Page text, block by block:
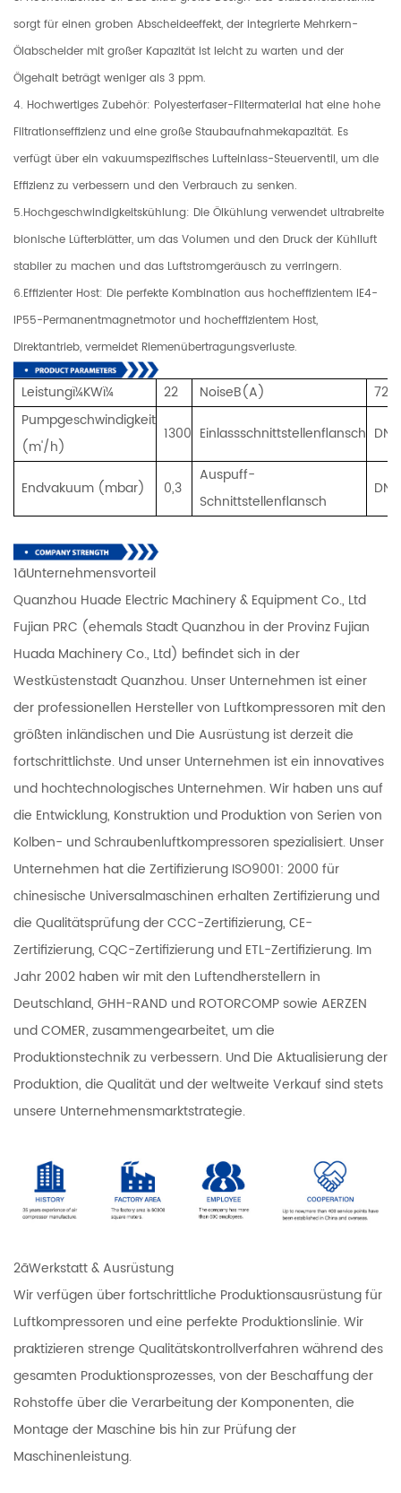
sorgt für einen groben Abscheideeffekt, der integrierte Mehrkern-
Ölabscheider mit großer Kapazität ist leicht zu warten und der
Ölgehalt beträgt weniger als 3 ppm.
4. Hochwertiges Zubehör: Polyesterfaser-Filtermaterial hat eine hohe
Filtrationseffizienz und eine große Staubaufnahmekapazität. Es
verfügt über ein vakuumspezifisches Lufteinlass-Steuerventil, um die
Effizienz zu verbessern und den Verbrauch zu senken.
5.Hochgeschwindigkeitskühlung: Die Ölkühlung verwendet ultrabreite
bionische Lüfterblätter, um das Volumen und den Druck der Kühlluft
stabiler zu machen und das Luftstromgeräusch zu verringern.
6.Effizienter Host: Die perfekte Kombination aus hocheffizientem IE4-
IP55-Permanentmagnetmotor und hocheffizientem Host,
Direktantrieb, vermeidet Riemenübertragungsverluste.
Leistungï¼KWï¼ 22 NoiseB(A)
72
Pumpgeschwindigkeit
(m'/h)
1300 Einlassschnittstellenflansch
Endvakuum (mbar) 0,3
Auspuff-
Schnittstellenflansch
1ãUnternehmensvorteil
Quanzhou Huade Electric Machinery & Equipment Co., Ltd
Fujian PRC (ehemals Stadt Quanzhou in der Provinz Fujian
Huada Machinery Co., Ltd) befindet sich in der
Westküstenstadt Quanzhou. Unser Unternehmen ist einer
der professionellen Hersteller von Luftkompressoren mit den
größten inländischen und Die Ausrüstung ist derzeit die
fortschrittlichste. Und unser Unternehmen ist ein innovatives
und hochtechnologisches Unternehmen. Wir haben uns auf
die Entwicklung, Konstruktion und Produktion von Serien von
Kolben- und Schraubenluftkompressoren spezialisiert. Unser
Unternehmen hat die Zertifizierung ISO9001: 2000 für
chinesische Universalmaschinen erhalten Zertifizierung und
die Qualitätsprüfung der CCC-Zertifizierung, CE-
Zertifizierung, CQC-Zertifizierung und ETL-Zertifizierung. Im
Jahr 2002 haben wir mit den Luftendherstellern in
Deutschland, GHH-RAND und ROTORCOMP sowie AERZEN
und COMER, zusammengearbeitet, um die
Produktionstechnik zu verbessern. Und Die Aktualisierung der
Produktion, die Qualität und der weltweite Verkauf sind stets
unsere Unternehmensmarktstrategie.
2ãWerkstatt & Ausrüstung
Wir verfügen über fortschrittliche Produktionsausrüstung für
Luftkompressoren und eine perfekte Produktionslinie. Wir
praktizieren strenge Qualitätskontrollverfahren während des
gesamten Produktionsprozesses, von der Beschaffung der
Rohstoffe über die Verarbeitung der Komponenten, die
Montage der Maschine bis hin zur Prüfung der
Maschinenleistung.